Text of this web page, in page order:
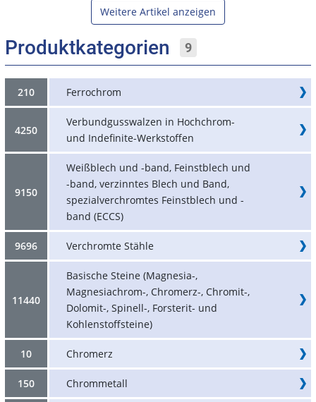
Weitere Artikel anzeigen
Produktkategorien 9
210 Ferrochrom
4250
Verbundgusswalzen in Hochchrom-
und Indefinite-Werkstoffen
9150
Weißblech und -band, Feinstblech und
-band, verzinntes Blech und Band,
spezialverchromtes Feinstblech und -
band (ECCS)
9696 Verchromte Stähle
11440
Basische Steine (Magnesia-,
Magnesiachrom-, Chromerz-, Chromit-,
Dolomit-, Spinell-, Forsterit- und
Kohlenstoffsteine)
10 Chromerz
150 Chrommetall